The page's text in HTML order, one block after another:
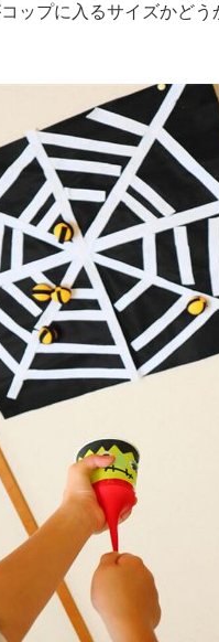
ップに入るサイズかどう